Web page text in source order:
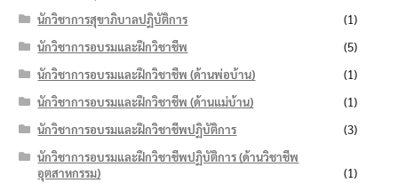
นักวิชาการสุขาภิบาลปฏิบัติการ
(1)
นักวิชาการอบรมและฝึกวิชาชีพ
(5)
นักวิชาการอบรมและฝึกวิชาชีพ (ด้านพ่อบ้าน)
(1)
นักวิชาการอบรมและฝึกวิชาชีพ (ด้านแม่บ้าน)
(1)
นักวิชาการอบรมและฝึกวิชาชีพปฏิบัติการ
(3)
นักวิชาการอบรมและฝึกวิชาชีพปฏิบัติการ (ด้านวิชาชีพ
อุตสาหกรรม)
(1)